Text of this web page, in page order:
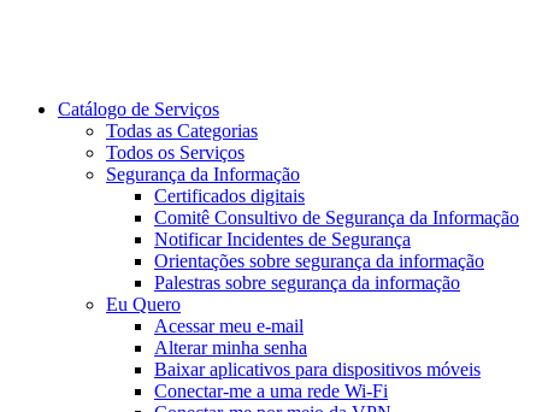
Catálogo de Serviços
Todas as Categorias
Todos os Serviços
Segurança da Informação
Certificados digitais
Comitê Consultivo de Segurança da Informação
Notificar Incidentes de Segurança
Orientações sobre segurança da informação
Palestras sobre segurança da informação
Eu Quero
Acessar meu e-mail
Alterar minha senha
Baixar aplicativos para dispositivos móveis
Conectar-me a uma rede Wi-Fi